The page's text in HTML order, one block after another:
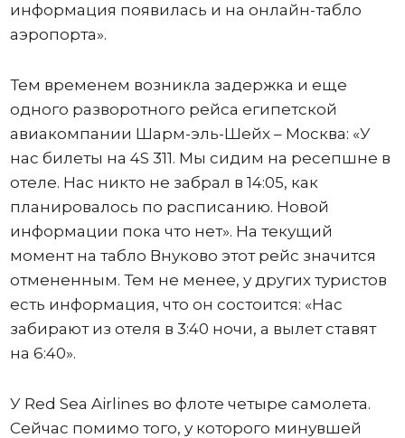
информация появилась и на онлайн-табло
аэропорта».
Тем временем возникла задержка и еще
одного разворотного рейса египетской
авиакомпании Шарм-эль-Шейх – Москва: «У
нас билеты на 4S 311. Мы сидим на ресепшне в
отеле. Нас никто не забрал в 14:05, как
планировалось по расписанию. Новой
информации пока что нет». На текущий
момент на табло Внуково этот рейс значится
отмененным. Тем не менее, у других туристов
есть информация, что он состоится: «Нас
забирают из отеля в 3:40 ночи, а вылет ставят
на 6:40».
У Red Sea Airlines во флоте четыре самолета.
Сейчас помимо того, у которого минувшей